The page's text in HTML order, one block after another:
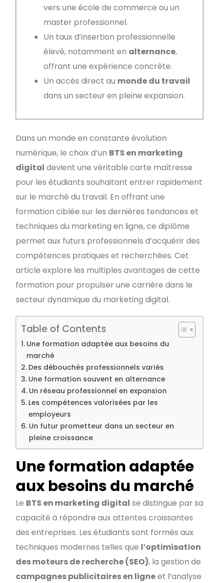
vers une école de commerce ou un
master professionnel.
Un taux d’insertion professionnelle
élevé, notamment en alternance,
offrant une expérience concrète.
Un accès direct au monde du travail
dans un secteur en pleine expansion.
Dans un monde en constante évolution
numérique, le choix d’un BTS en marketing
digital devient une véritable carte maîtresse
pour les étudiants souhaitant entrer rapidement
sur le marché du travail. En offrant une
formation ciblée sur les dernières tendances et
techniques du marketing en ligne, ce diplôme
permet aux futurs professionnels d’acquérir des
compétences pratiques et recherchées. Cet
article explore les multiples avantages de cette
formation pour propulser une carrière dans le
secteur dynamique du marketing digital.
Table of Contents
Une formation adaptée aux besoins du
marché
Des débouchés professionnels variés
Une formation souvent en alternance
Un réseau professionnel en expansion
Les compétences valorisées par les
employeurs
Un futur prometteur dans un secteur en
pleine croissance
Une formation adaptée
aux besoins du marché
Le BTS en marketing digital se distingue par sa
capacité à répondre aux attentes croissantes
des entreprises. Les étudiants sont formés aux
techniques modernes telles que l’optimisation
des moteurs de recherche (SEO), la gestion de
campagnes publicitaires en ligneet l’analyse